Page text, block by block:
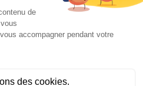
SÉCURISÉS